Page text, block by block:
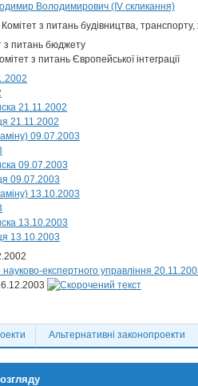
Володимирович (IV скликання)
з питань будівництва,
з питань бюджету
з питань Європейської інтеграції
21.11.2002
21.11.2002
09.07.2003
09.07.2003
09.07.2003
13.10.2003
13.10.2003
13.10.2003
науково-експертного управління
Альтернативні законопроекти